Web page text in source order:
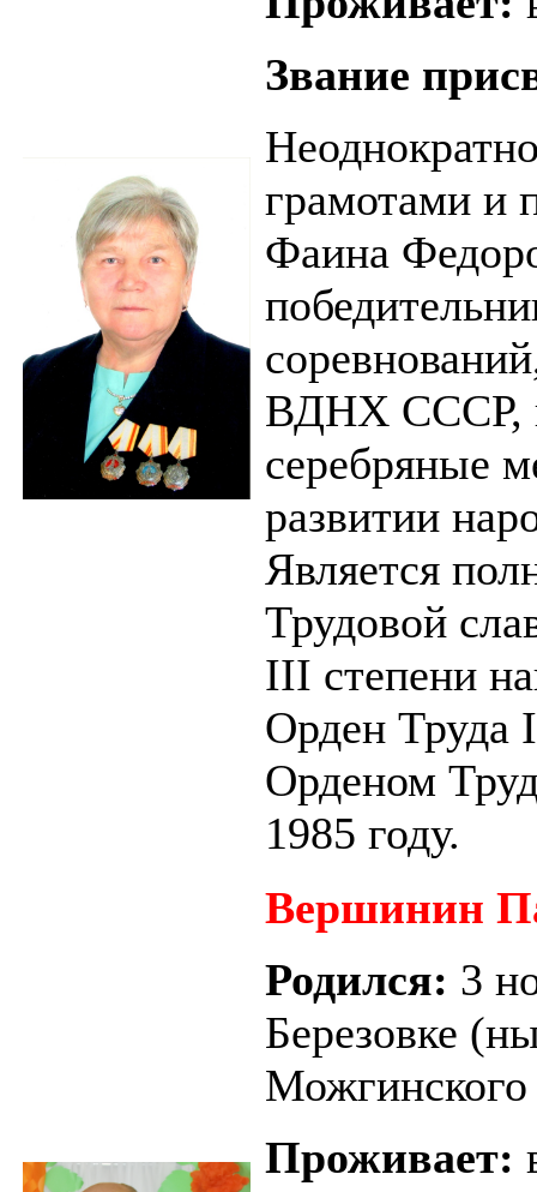
Звание
грамотами и
Фаина
ВДНХ СССР,
серебряные
развитии
Является
Трудовой
III степени
Орден Труда
Орденом
1985 году.
Вершинин
Родился: 3
Березовке
Можгинского
Проживает: